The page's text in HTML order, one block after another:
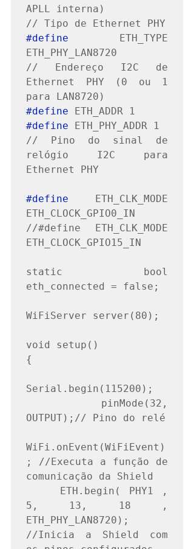
APLL interna)
#define ETH_TYPE
ETH_PHY_LAN8720
// Endereço I2C de
Ethernet PHY (0 ou 1
#define
#define ETH_PHY_ADDR 1
// Pino do sinal de
relógio I2C para
Ethernet PHY
#define ETH_CLK_MODE
ETH_CLOCK_GPIO0_IN
//#define ETH_CLK_MODE
ETH_CLOCK_GPIO15_IN
static bool
eth_connected = false;
WiFiServer server(80);
void setup()
{
Serial.begin(115200);
OUTPUT);// Pino do relé
WiFi.onEvent(WiFiEvent)
; //Executa a função de
comunicação da Shield
5, 13, 18 ,
ETH_PHY_LAN8720);
//Inicia a Shield com